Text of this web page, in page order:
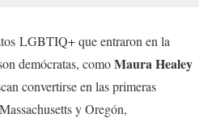
LGBTIQ+ que entraron en la
demócratas, comoMaura Healey
convertirse en las primeras
y Oregón,